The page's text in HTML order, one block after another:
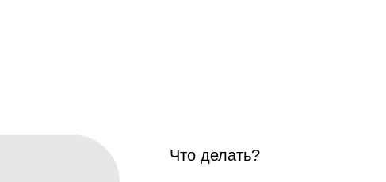
Что делать?